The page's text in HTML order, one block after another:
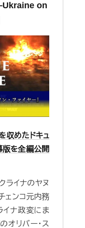
on
収めたドキュ
版を全編公開
ライナのヤヌ
ェンコ元内務
ナ政変にま
オリバー・ス